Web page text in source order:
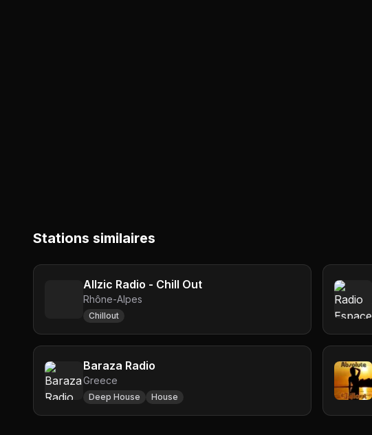
Stations similaires
Allzic Radio - Chill Out
Rhône-Alpes
Chillout
Baraza Radio
Greece
Deep House House